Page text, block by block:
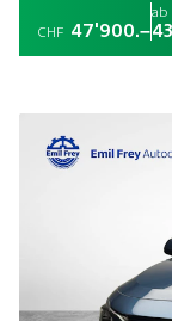
CHF 47'900.–
ab